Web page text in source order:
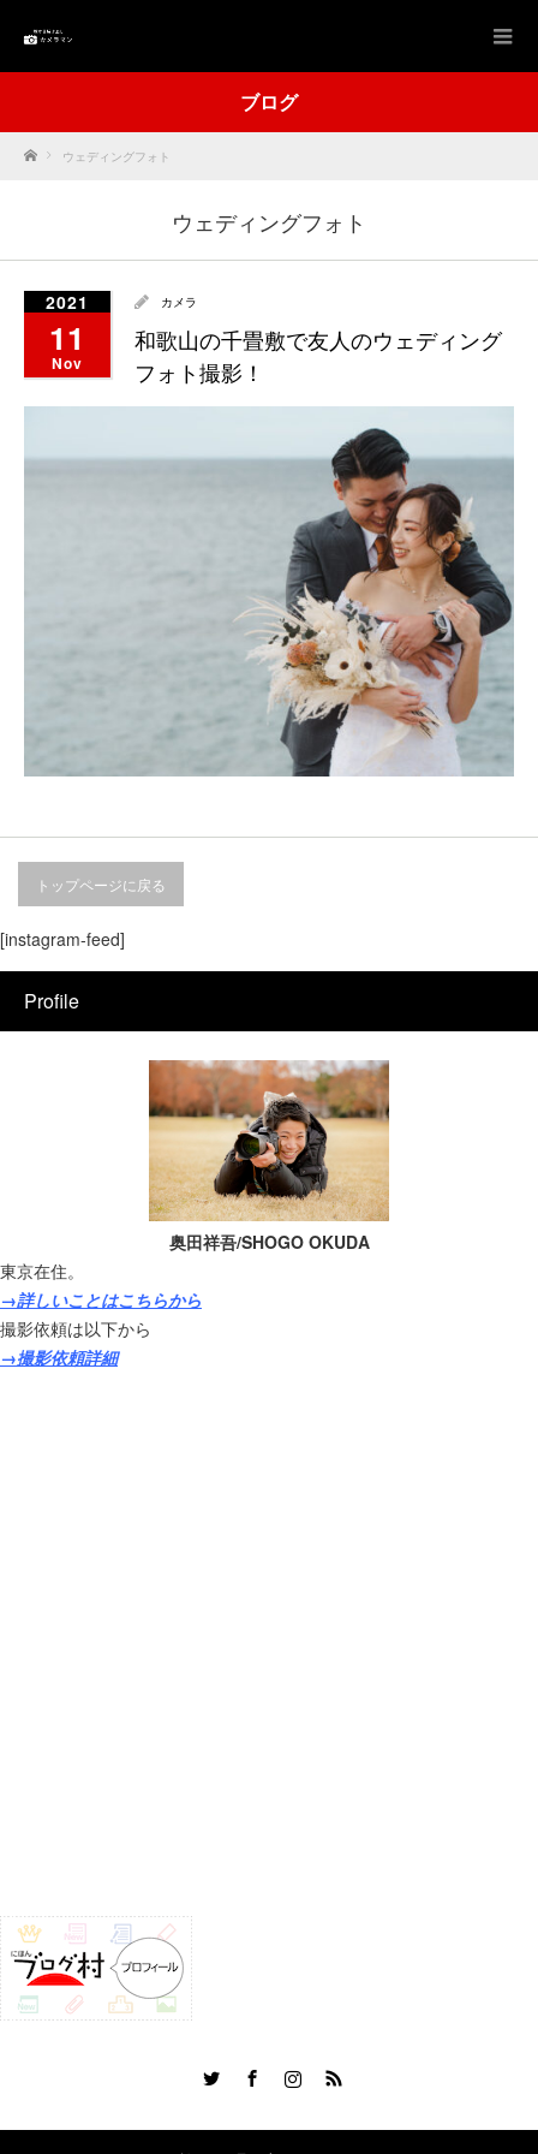
ブログ
Home ウェディングフォト
ウェディングフォト
2021
11
Nov
カメラ
和歌山の千畳敷で友人のウェディング
フォト撮影！
トップページに戻る
[instagram-feed]
Profile
奥田祥吾/SHOGO OKUDA
東京在住。
→詳しいことはこちらから
撮影依頼は以下から
→撮影依頼詳細